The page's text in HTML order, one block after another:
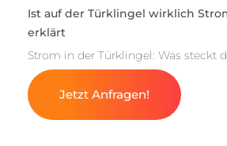
Ist auf der Türklingel wirklich
erklärt
Strom in der Türklingel: Was steckt
Jetzt Anfragen!